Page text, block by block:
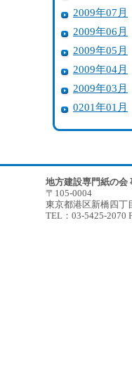
2009年07月
2009年06月
2009年05月
2009年04月
2009年03月
0201年01月
地方建設専門紙の会
〒105-0004
東京都港区新橋四丁
TEL：03-5425-2070